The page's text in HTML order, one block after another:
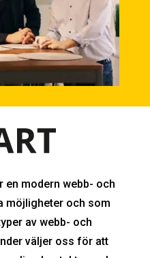
en modern webb- och
möjligheter och som
av webb- och
väljer oss för att